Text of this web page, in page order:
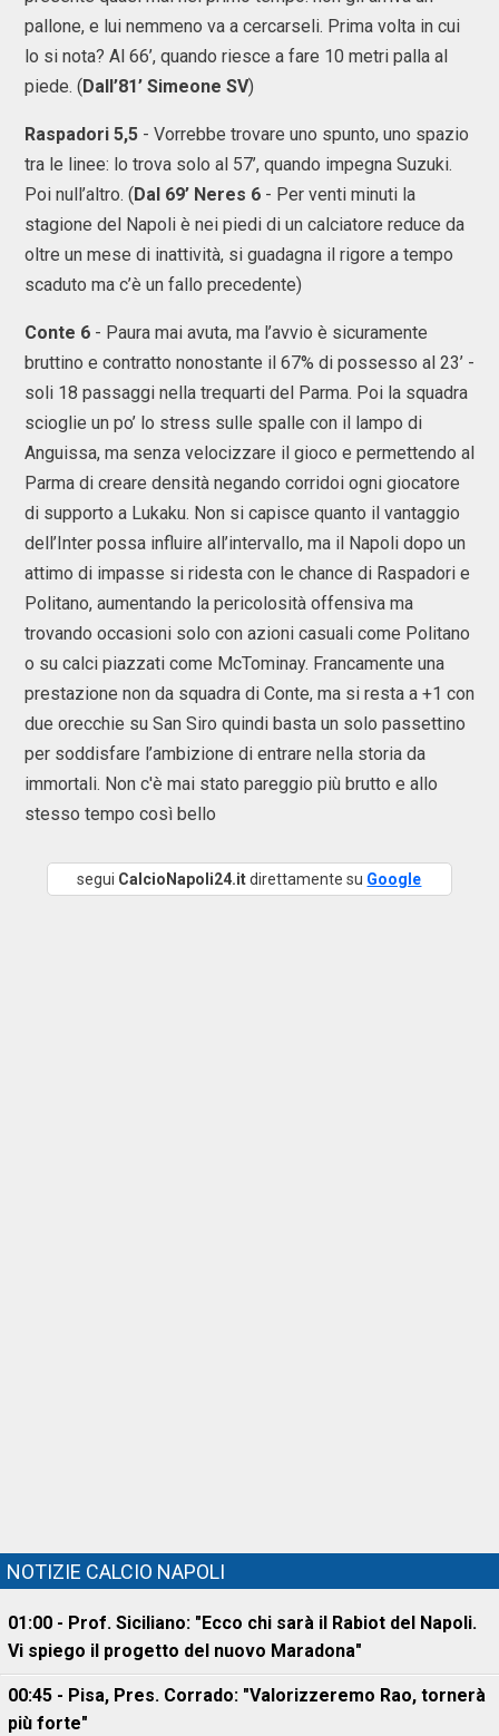
pallone, e lui nemmeno va a cercarseli. Prima volta in cui
lo si nota? Al 66’, quando riesce a fare 10 metri palla al
piede. ( Dall’81’ Simeone SV)
Raspadori 5,5 - Vorrebbe trovare uno spunto, uno spazio
tra le linee: lo trova solo al 57’, quando impegna Suzuki.
Poi null’altro. ( Dal 69’ Neres 6 - Per venti minuti la
stagione del Napoli è nei piedi di un calciatore reduce da
oltre un mese di inattività, si guadagna il rigore a tempo
scaduto ma c’è un fallo precedente)
Conte 6 - Paura mai avuta, ma l’avvio è sicuramente
bruttino e contratto nonostante il 67% di possesso al 23’ -
soli 18 passaggi nella trequarti del Parma. Poi la squadra
scioglie un po’ lo stress sulle spalle con il lampo di
Anguissa, ma senza velocizzare il gioco e permettendo al
Parma di creare densità negando corridoi ogni giocatore
di supporto a Lukaku. Non si capisce quanto il vantaggio
dell’Inter possa influire all’intervallo, ma il Napoli dopo un
attimo di impasse si ridesta con le chance di Raspadori e
Politano, aumentando la pericolosità offensiva ma
trovando occasioni solo con azioni casuali come Politano
o su calci piazzati come McTominay. Francamente una
prestazione non da squadra di Conte, ma si resta a +1 con
due orecchie su San Siro quindi basta un solo passettino
per soddisfare l’ambizione di entrare nella storia da
immortali. Non c'è mai stato pareggio più brutto e allo
stesso tempo così bello
segui CalcioNapoli24.itdirettamente su Google
NOTIZIE CALCIO NAPOLI
01:00 - Prof. Siciliano: "Ecco chi sarà il Rabiot del Napoli.
Vi spiego il progetto del nuovo Maradona"
00:45 - Pisa, Pres. Corrado: "Valorizzeremo Rao, tornerà
più forte"